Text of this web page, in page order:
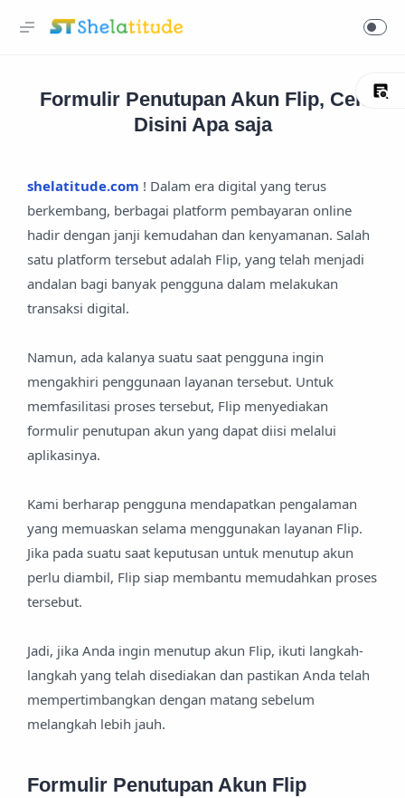
Formulir Penutupan Akun Flip, Cek
Disini Apa saja
shelatitude.com ! Dalam era digital yang terus
berkembang, berbagai platform pembayaran online
hadir dengan janji kemudahan dan kenyamanan. Salah
satu platform tersebut adalah Flip, yang telah menjadi
andalan bagi banyak pengguna dalam melakukan
transaksi digital.
Namun, ada kalanya suatu saat pengguna ingin
mengakhiri penggunaan layanan tersebut. Untuk
memfasilitasi proses tersebut, Flip menyediakan
formulir penutupan akun yang dapat diisi melalui
aplikasinya.
Kami berharap pengguna mendapatkan pengalaman
yang memuaskan selama menggunakan layanan Flip.
Jika pada suatu saat keputusan untuk menutup akun
perlu diambil, Flip siap membantu memudahkan proses
tersebut.
Jadi, jika Anda ingin menutup akun Flip, ikuti langkah-
langkah yang telah disediakan dan pastikan Anda telah
mempertimbangkan dengan matang sebelum
melangkah lebih jauh.
Formulir Penutupan Akun Flip